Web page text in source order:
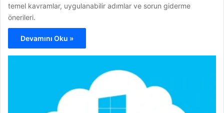
temel kavramlar, uygulanabilir adımlar ve sorun giderme
önerileri.
Devamını Oku »